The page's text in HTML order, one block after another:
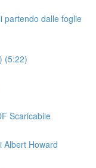
partendo dalle foglie
(5:22)
Scaricabile
Albert Howard